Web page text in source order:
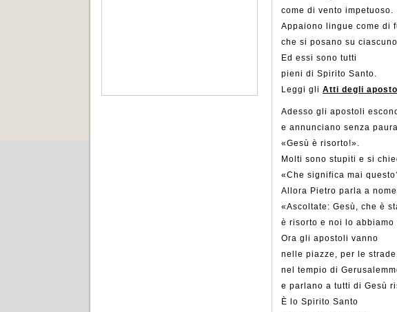
come di vento impetuoso.
Appaiono lingue come di
che si posano su
Ed essi sono tutti
pieni di Spirito Santo.
Leggi gli Atti degli
Adesso gli apostoli
e annunciano senza
«Gesù è risorto!».
Molti sono stupiti e si
«Che significa mai
Allora Pietro parla a
«Ascoltate: Gesù, che è
è risorto e noi lo abbiamo
Ora gli apostoli vanno
nelle piazze, per le
nel tempio di
e parlano a tutti di Gesù
È lo Spirito Santo